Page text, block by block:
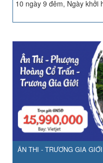
10 ngày 9 đêm, Ngày khởi
ÂN THI - TRƯƠNG GIA